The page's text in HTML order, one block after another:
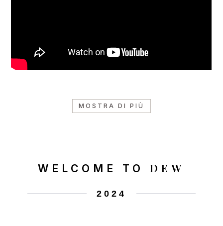
MOSTRA DI PIÙ
WELCOME TO DEW
2024